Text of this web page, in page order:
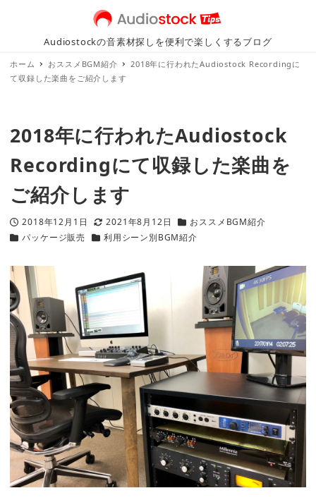
Audiostockの音素材探しを便利で楽しくするブログ
ホーム おススメBGM紹介
2018年に行われたAudiostock Recordingに
て収録した楽曲をご紹介します
2018年に行われたAudiostock
Recordingにて収録した楽曲を
ご紹介します
投稿日
2018年12月1日
更新日
2021年8月12日
カテゴリー
おススメBGM紹介
カテゴリー
パッケージ販売
カテゴリー
利用シーン別BGM紹介